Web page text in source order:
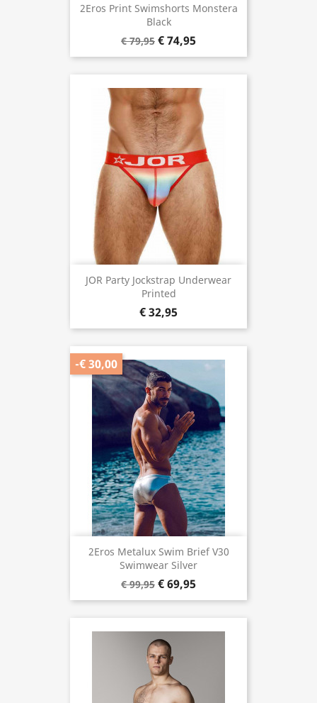
2Eros Print Swimshorts Monstera
Black
€ 79,95 € 74,95
JOR Party Jockstrap Underwear
Printed
€ 32,95
2Eros Metalux Swim Brief V30
Swimwear Silver
€ 99,95 € 69,95
-€ 30,00